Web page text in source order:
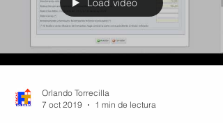
Load video
Orlando Torrecilla
7 oct 2019
1 min de lectura